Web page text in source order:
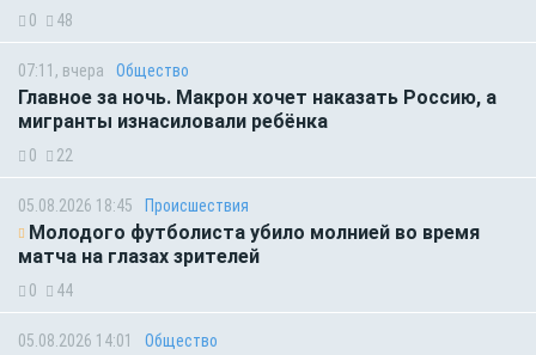
0 48
07:11, вчера Общество
Главное за ночь. Макрон хочет наказать Россию, а
мигранты изнасиловали ребёнка
0 22
05.08.2026 18:45 Происшествия
Молодого футболиста убило молнией во время
матча на глазах зрителей
0 44
05.08.2026 14:01 Общество